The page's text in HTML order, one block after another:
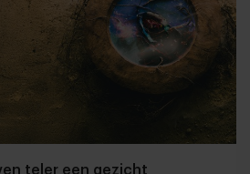
teler een gezicht